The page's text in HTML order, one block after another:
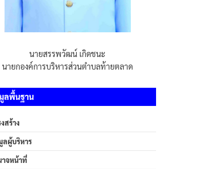
นายสรรพวัฒน์ เกิดชนะ
นายกองค์การบริหารส่วนตำบลท้ายตลาด
ลพื้นฐาน
สร้าง
ลผู้บริหาร
าจหน้าที่